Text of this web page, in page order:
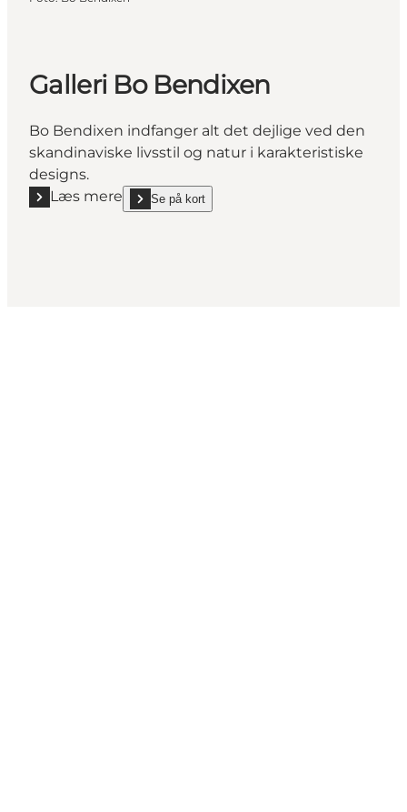
Galleri Bo Bendixen
Bo Bendixen indfanger alt det dejlige ved den
skandinaviske livsstil og natur i karakteristiske
designs.
Læs mere
Læs mere "Galleri Bo Bendixen"
Se på kort
show Galleri Bo Bendixen on_map